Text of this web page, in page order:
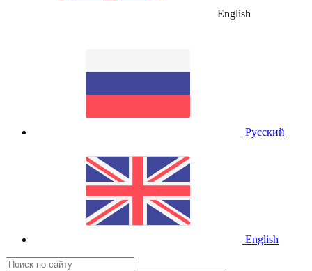
English
Русский
English